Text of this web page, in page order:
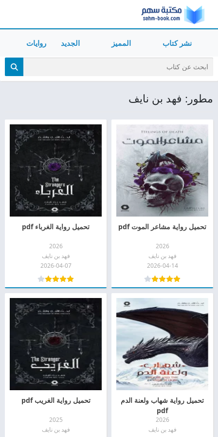
نشر كتاب المميز الجديد روايات
مطور: فهد بن نايف
تحميل رواية مشاعر الموت pdf
2026
فهد بن نايف
2026-04-14
تحميل رواية الغرباء pdf
2026
فهد بن نايف
2026-04-07
تحميل رواية شهاب ولعنة الدم
pdf
2026
فهد بن نايف
تحميل رواية الغريب pdf
2025
فهد بن نايف